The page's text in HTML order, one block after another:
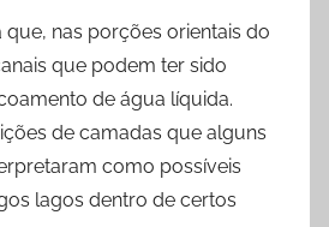
que, nas porções orientais do
que podem ter sido
de água líquida.
de camadas que alguns
como possíveis
lagos dentro de certos